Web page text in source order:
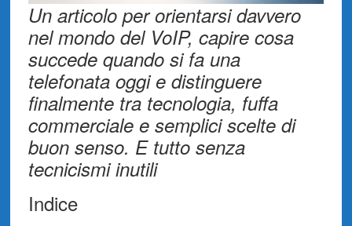
Un articolo per orientarsi davvero
nel mondo del VoIP, capire cosa
succede quando si fa una
telefonata oggi e distinguere
finalmente tra tecnologia, fuffa
commerciale e semplici scelte di
buon senso. E tutto senza
tecnicismi inutili
Indice